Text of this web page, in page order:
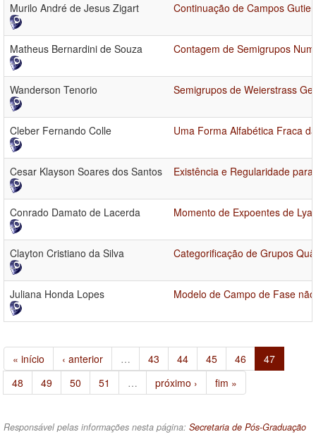
Murilo André de Jesus Zigart Continuação de Campos
Matheus Bernardini de Souza Contagem de Semigrupos
Wanderson Tenorio Semigrupos de Weierstrass
Cleber Fernando Colle Uma Forma Alfabética Fraca
Cesar Klayson Soares dos Santos Existência e Regularidade
Conrado Damato de Lacerda Momento de Expoentes de
Clayton Cristiano da Silva Categorificação de Grupos
Juliana Honda Lopes Modelo de Campo de Fase
« início ‹ anterior … 43 44 45 46
47
48
49 50 51 … próximo › fim »
Responsável pelas informações nesta página: Secretaria de Pós-Graduação